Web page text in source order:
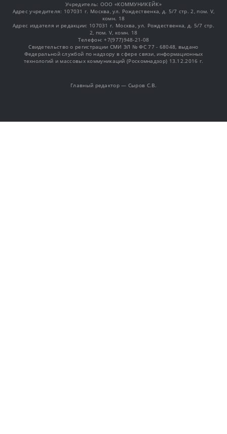
Учредитель: OOO «КОММУНИКЕЙК»
Адрес учредителя: 107031 г. Москва, ул. Рождественка, д. 5/7 стр. 2, пом. V,
комн. 18
Адрес издателя и редакции: 107031 г. Москва, ул. Рождественка, д. 5/7 стр.
2, пом. V, комн. 18
Телефон: +7(977)948-21-08
Свидетельство о регистрации СМИ ЭЛ № ФС 77 - 68048, выдано
Федеральной службой по надзору в сфере связи, информационных
технологий и массовых коммуникаций (Роскомнадзор) 13.12.2016 г.
Главный редактор — Сыров С.В.